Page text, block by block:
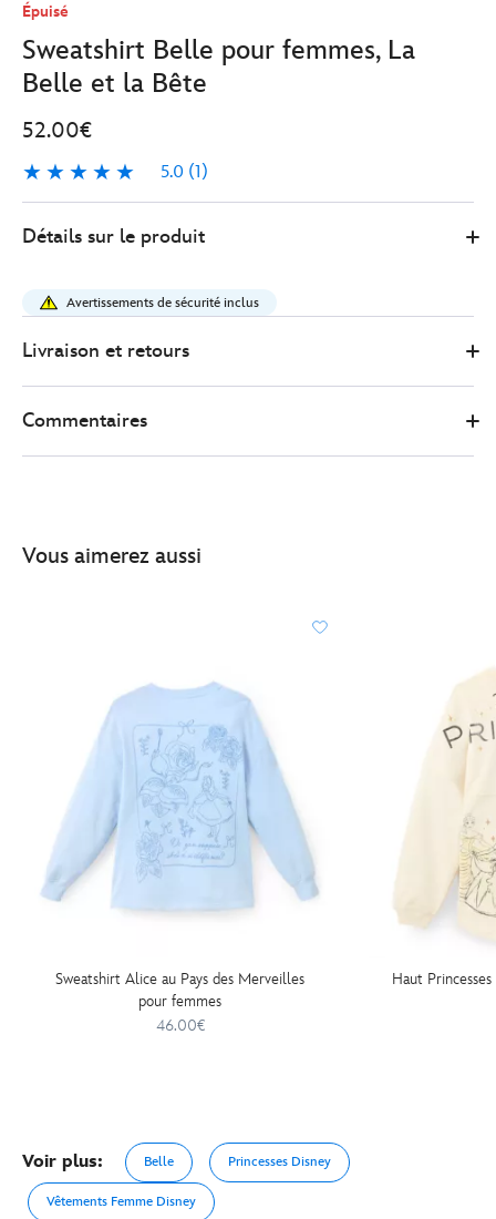
Épuisé
Sweatshirt Belle pour femmes, La
Belle et la Bête
52.00€
5.0 (1)
5.0
1
Store
52.00
pour-
femmes-
Détails sur le produit
Avertissements de sécurité inclus
Livraison et retours
Commentaires
Vous aimerez aussi
Sweatshirt Alice au Pays des Merveilles
pour femmes
46.00€
Haut
Voir plus: Belle Princesses Disney
Vêtements Femme Disney